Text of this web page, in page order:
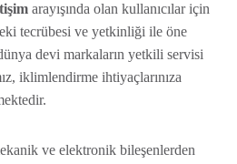
arayışında olan kullanıcılar için
tecrübesi ve yetkinliği ile öne
devi markaların yetkili servisi
iklimlendirme ihtiyaçlarınıza
ve elektronik bileşenlerden